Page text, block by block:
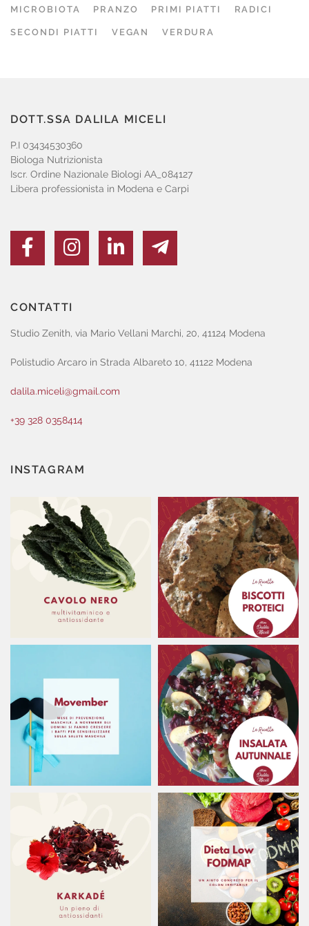
MICROBIOTA PRANZO PRIMI PIATTI RADICI
SECONDI PIATTI VEGAN VERDURA
DOTT.SSA DALILA MICELI
P.I 03434530360
Biologa Nutrizionista
Iscr. Ordine Nazionale Biologi AA_084127
Libera professionista in Modena e Carpi
CONTATTI
Studio Zenith, via Mario Vellani Marchi, 20, 41124 Modena
Polistudio Arcaro in Strada Albareto 10, 41122 Modena
dalila.miceli@gmail.com
+39 328 0358414
INSTAGRAM